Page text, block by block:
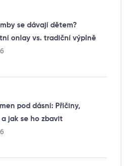
se dávají dětem?
onlay vs. tradiční výplně
pod dásní: Příčiny,
a jak se ho zbavit